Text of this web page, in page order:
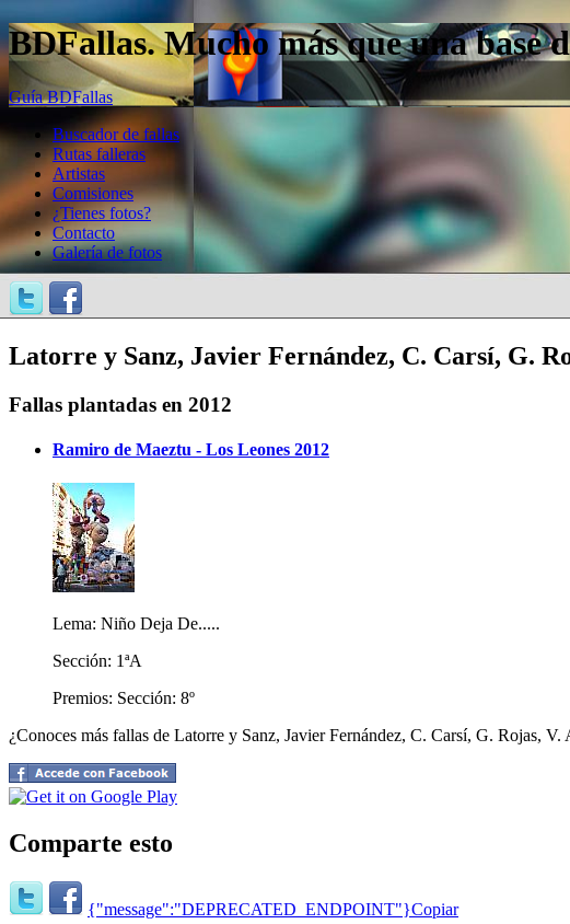
BDFallas. Mucho más que una base
Guía BDFallas
Buscador de fallas
Rutas falleras
Artistas
Comisiones
¿Tienes fotos?
Contacto
Galería de fotos
Latorre y Sanz, Javier Fernández, C. Carsí, G.
Fallas plantadas en 2012
Ramiro de Maeztu - Los Leones 2012
Lema: Niño Deja De.....
Sección: 1ªA
Premios: Sección: 8º
¿Conoces más fallas de Latorre y Sanz, Javier Fernández, C. Carsí, G. Rojas,
Comparte esto
{"message":"DEPRECATED_ENDPOINT"}Copiar